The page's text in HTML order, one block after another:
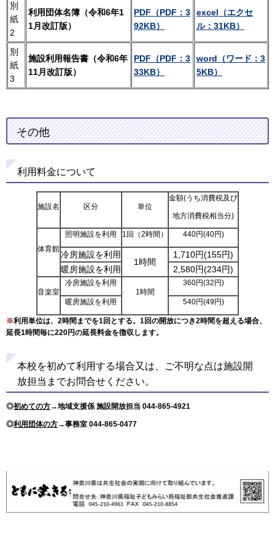
別
紙
2
利用団体名簿（令和6年1
1月改訂版）
PDF（PDF：3
92KB）
excel（エクセ
ル：31KB）
別
紙
3
施設利用報告書（令和6年
11月改訂版）
PDF（PDF：3
33KB）
word（ワード：3
5KB）
その他
利用料金について
施設名 区分 単位
金額(うち消費税及び
地方消費税相当分)
体育館
照明施設を利用 1回（2時間） 440円(40円)
冷房施設を利用
1時間
1,710円(155円)
暖房施設を利用
2,580円(234円)
音楽室
冷房施設を利用
1時間
360円(32円)
暖房施設を利用 540円(49円)
※利用単位は、2時間までを1回とする。1回の開放につき2時間を超える場合、
延長1時間毎に220円の延長料金を徴収します。
本校を初めて利用する場合又は、ご不明な点は施設開
放担当までお問合せください。
◎初めての方→地域支援係 施設開放担当 044-865-4921
◎利用団体の方→事務室 044-865-0477